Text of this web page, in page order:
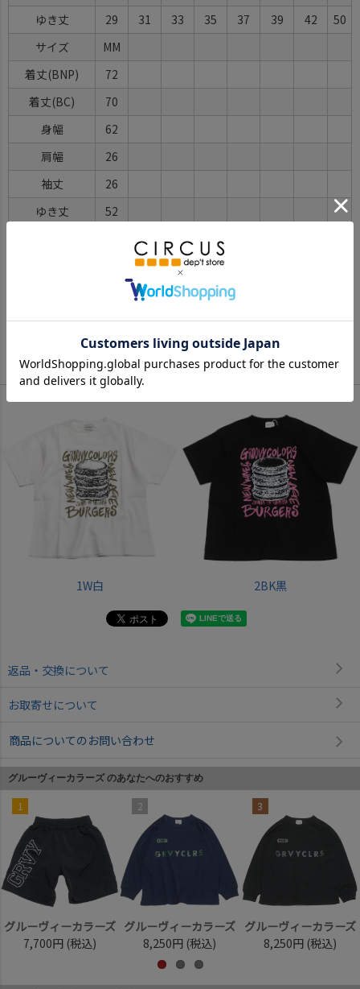
ゆき丈
29 31 33 35 37 39 42
50
サイズ
MM
着丈(BNP)
72
着丈(BC)
70
身幅
62
肩幅
26
袖丈
26
ゆき丈
52
※BCはバックセンター（首から裾までの後中心）です。
※SNPはサイドネックポイント（肩から裾までの直線で計測した長
サイズ詳細について
Color
1W白 2BK黒
返品・交換について
お取寄せについて
商品についてのお問い合わせ
グルーヴィーカラーズ のあなたへのおすすめ
1
グルーヴィーカラーズ
7,700円 (税込)
2
グルーヴィーカラーズ
8,250円 (税込)
3
グルーヴィーカラーズ
8,250円 (税込)